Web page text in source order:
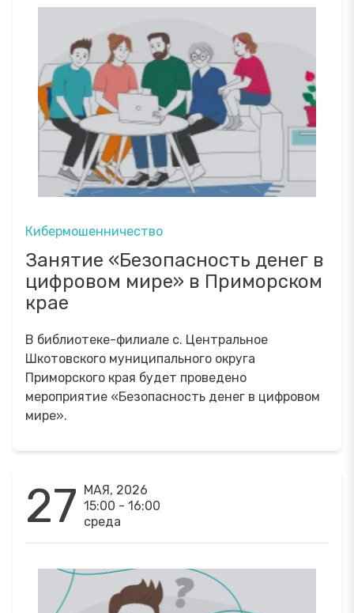
Кибермошенничество
Занятие «Безопасность денег в
цифровом мире» в Приморском
крае
В библиотеке-филиале с. Центральное
Шкотовского муниципального округа
Приморского края будет проведено
мероприятие «Безопасность денег в цифровом
мире».
27
МАЯ, 2026
15:00 - 16:00
среда